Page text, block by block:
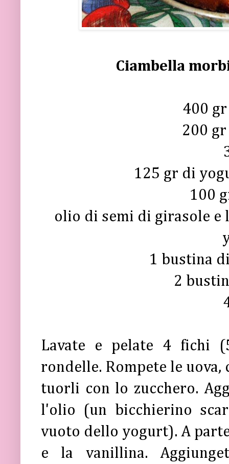
Ciambella
400
200
125 gr di
100
olio di semi di girasole e
1 bustina
2
Lavate e pelate 4 fichi
rondelle. Rompete le
tuorli con lo zucchero.
l'olio (un bicchierino
vuoto dello yogurt). A
e la vanillina.